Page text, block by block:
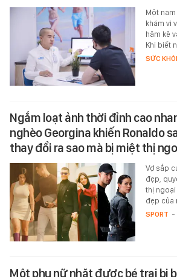
Một
khám vì
hăm kẽ
Khi biết
SỨC
Ngắm loạt ảnh thời đỉnh cao
nghèo Georgina khiến Ronaldo
thay đổi ra sao mà bị miệt thị
Vợ sắp
đẹp,
thị ngoại
đẹp của
SPORT -
Một phụ nữ nhặt được bé trai bị